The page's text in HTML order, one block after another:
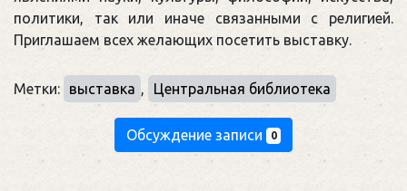
политики, так или иначе связанными с религией.
Приглашаем всех желающих посетить выставку.
Метки: выставка , Центральная библиотека
Обсуждение записи 0